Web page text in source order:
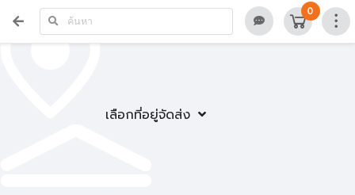
เลือกที่อยู่จัดส่ง
0